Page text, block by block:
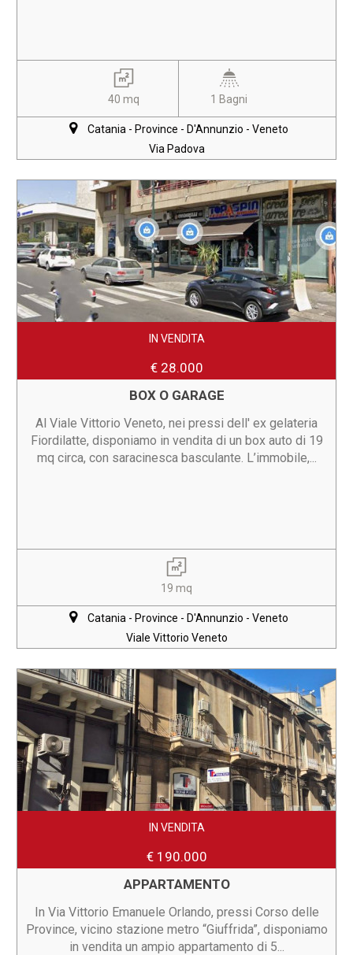
40 mq 1 Bagni
Catania - Province - D'Annunzio - Veneto
Via Padova
IN VENDITA
€ 28.000
BOX O GARAGE
Al Viale Vittorio Veneto, nei pressi dell' ex gelateria
Fiordilatte, disponiamo in vendita di un box auto di 19
mq circa, con saracinesca basculante. L’immobile,...
19 mq
Catania - Province - D'Annunzio - Veneto
Viale Vittorio Veneto
IN VENDITA
€ 190.000
APPARTAMENTO
In Via Vittorio Emanuele Orlando, pressi Corso delle
Province, vicino stazione metro “Giuffrida”, disponiamo
in vendita un ampio appartamento di 5...